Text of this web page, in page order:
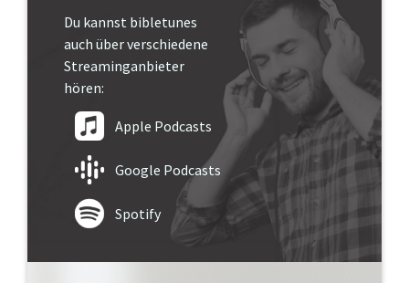
Du kannst bibletunes
auch über verschiedene
Streaminganbieter
hören:
Apple Podcasts
Google Podcasts
Spotify